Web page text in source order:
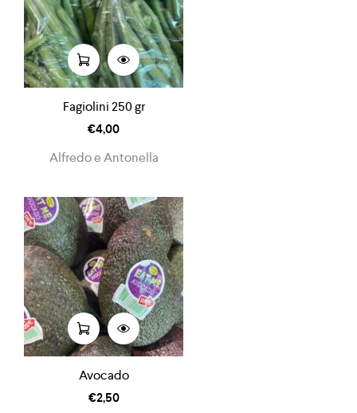
Fagiolini 250 gr
€4,00
Alfredo e Antonella
Avocado
€2,50